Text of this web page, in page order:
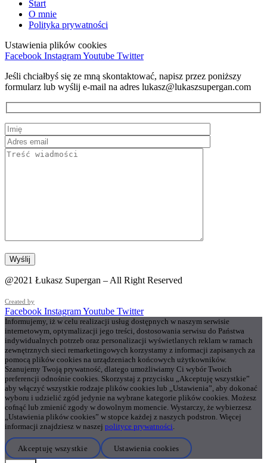
Start
O mnie
Polityka prywatności
Ustawienia plików cookies
Facebook InstagramYoutube Twitter
Jeśli chciałbyś się ze mną skontaktować, napisz przez poniższy
formularz lub wyślij e-mail na adres lukasz@lukaszsupergan.com
@2021 Łukasz Supergan – All Right Reserved
Created by
Facebook InstagramYoutube Twitter
Informujemy, iż w celu realizacji usług dostępnych w naszym serwisie
internetowym, optymalizacji jego treści, dostosowania serwisu do Państwa
indywidualnych potrzeb oraz personalizacji wyświetlanych reklam w ramach
zewnętrznych sieci remarketingowych korzystamy z informacji zapisanych za
pomocą plików cookies na urządzeniach końcowych użytkowników.
Szanujemy Twoją prywatność, dlatego umożliwiamy Ci wybór Twoich
preferencji odnośnie cookies. Skorzystaj z przycisku „Akceptuję wszystkie”
aby włączyć wszystkie rodzaje plików cookies lub „Ustawienia”, aby dokonać
wyboru i udzielić zgód jedynie na wybrane kategorie plików cookies. Możesz
cofnąć lub zmienić zgody w dowolnym momencie. Wystarczy, że wybierzesz
„Ustawienia plików cookies” w stopce każdej z naszych podstron. Więcej
informacji znajdziesz w naszej polityce prywatności.
Akceptuję wszystkie Ustawienia cookies